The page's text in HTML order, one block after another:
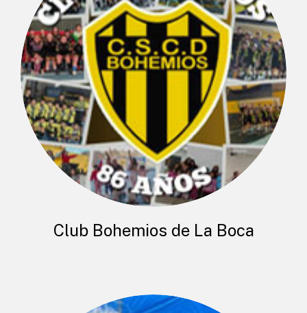
Club Bohemios de La Boca